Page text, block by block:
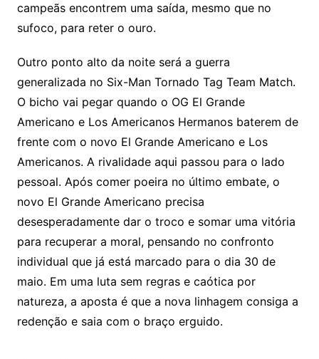
campeãs encontrem uma saída, mesmo que no
sufoco, para reter o ouro.
Outro ponto alto da noite será a guerra
generalizada no Six-Man Tornado Tag Team Match.
O bicho vai pegar quando o OG El Grande
Americano e Los Americanos Hermanos baterem de
frente com o novo El Grande Americano e Los
Americanos. A rivalidade aqui passou para o lado
pessoal. Após comer poeira no último embate, o
novo El Grande Americano precisa
desesperadamente dar o troco e somar uma vitória
para recuperar a moral, pensando no confronto
individual que já está marcado para o dia 30 de
maio. Em uma luta sem regras e caótica por
natureza, a aposta é que a nova linhagem consiga a
redenção e saia com o braço erguido.